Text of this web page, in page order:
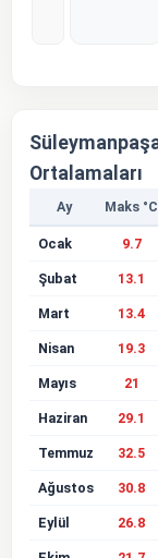
Ortalamaları
Ay Maks °C
Ocak 9.7
Şubat 13.1
Mart 13.4
Nisan 19.3
Mayıs 21
Haziran 29.1
Temmuz 32.5
Ağustos 30.8
Eylül 26.8